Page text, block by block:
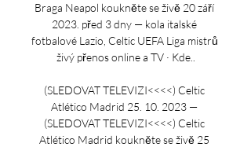
Braga Neapol koukněte se živě 20 září
2023. před 3 dny — kola italské
fotbalové Lazio, Celtic UEFA Liga mistrů
živý přenos online a TV · Kde..
(SLEDOVAT TELEVIZI<<<<) Celtic
Atlético Madrid 25. 10. 2023 —
(SLEDOVAT TELEVIZI<<<<) Celtic
Atlético Madrid koukněte se živě 25